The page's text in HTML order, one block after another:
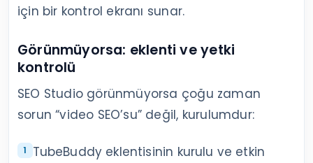
için bir kontrol ekranı sunar.
Görünmüyorsa: eklenti ve yetki
kontrolü
SEO Studio görünmüyorsa çoğu zaman
sorun “video SEO’su” değil, kurulumdur:
TubeBuddy eklentisinin kurulu ve etkin